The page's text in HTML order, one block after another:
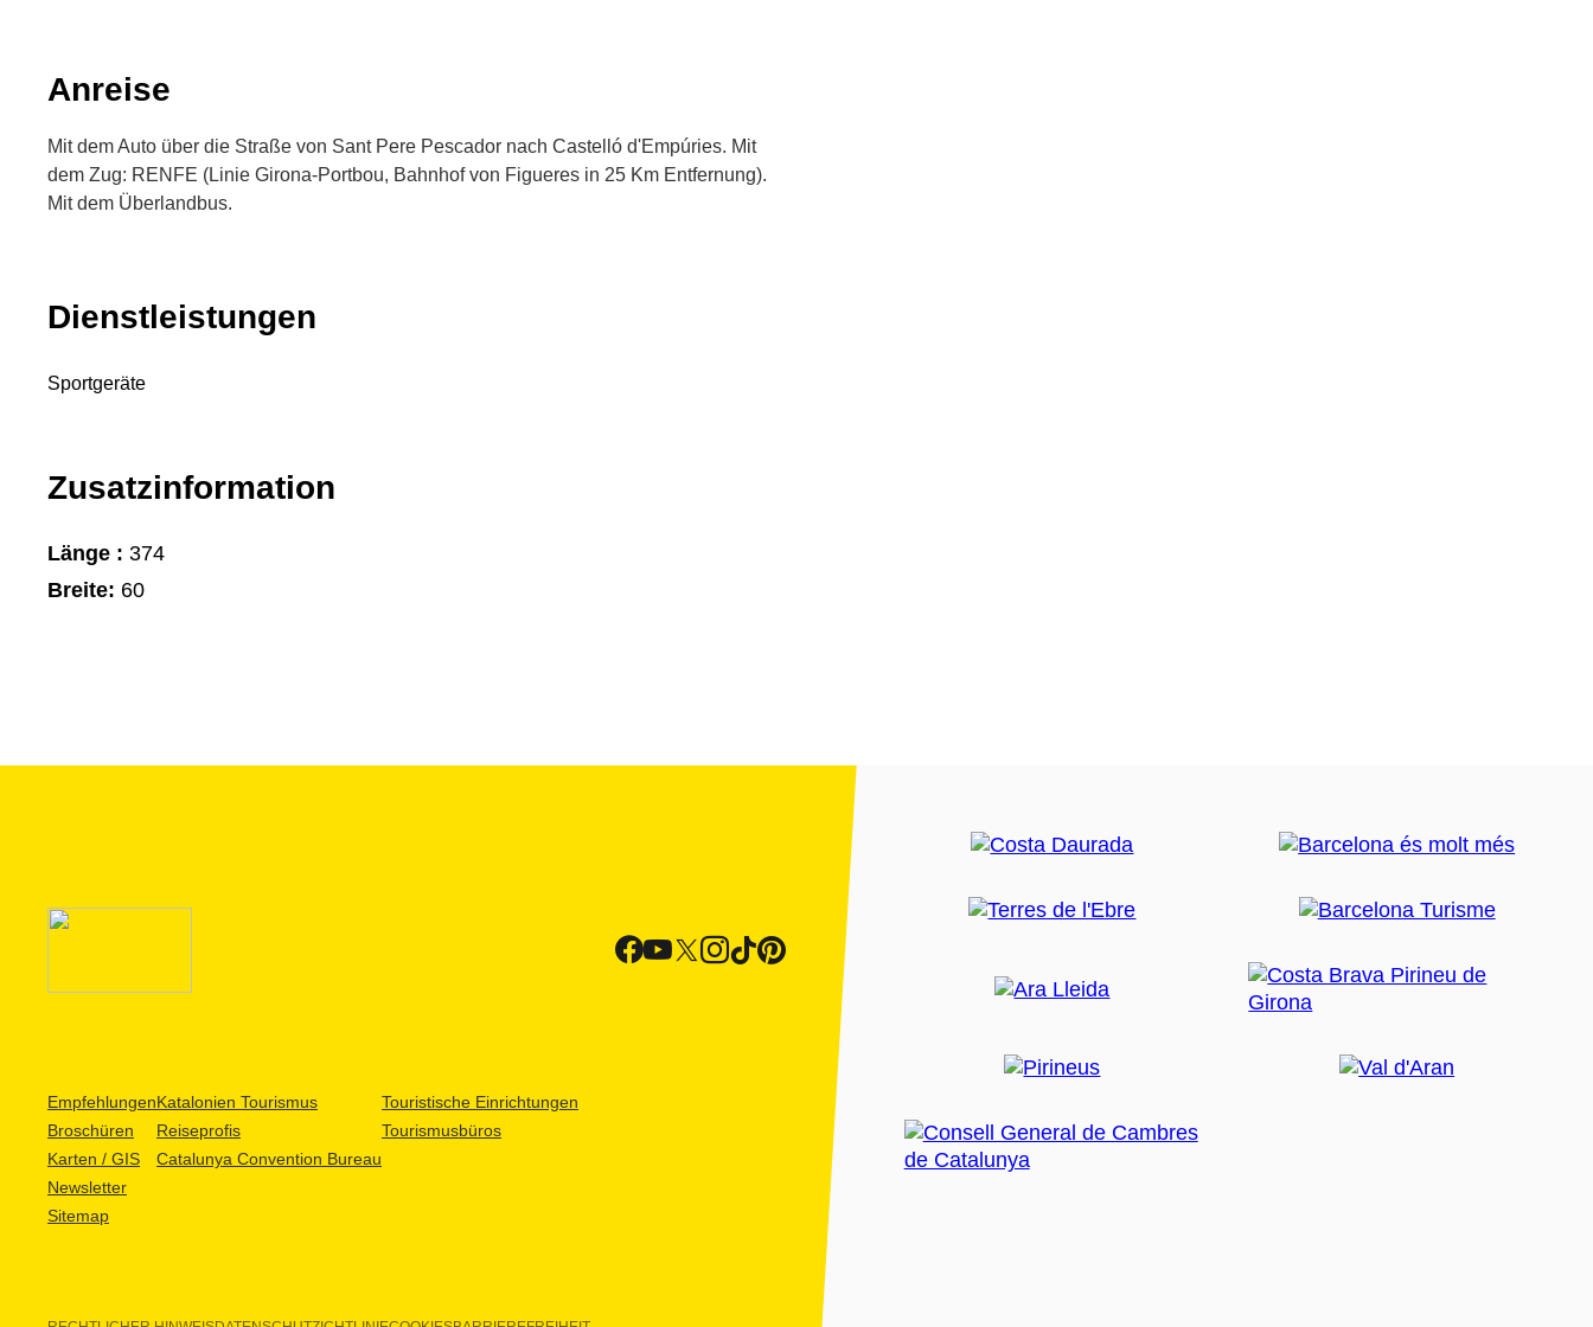
Anreise
Mit dem Auto über die Straße von Sant Pere Pescador nach Castelló d'Empúries. Mit
dem Zug: RENFE (Linie Girona-Portbou, Bahnhof von Figueres in 25 Km Entfernung).
Mit dem Überlandbus.
Dienstleistungen
Sportgeräte
Zusatzinformation
Länge : 374
Breite: 60
Empfehlungen
Broschüren
Karten / GIS
Newsletter
Sitemap
Katalonien Tourismus
Reiseprofis
Catalunya Convention Bureau
Touristische Einrichtungen
Tourismusbüros